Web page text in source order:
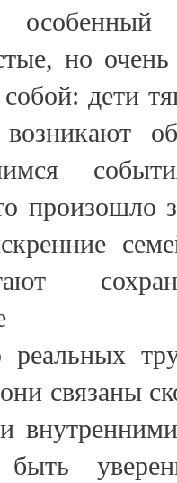
особенный
но
дети
произошло
связаны
быть